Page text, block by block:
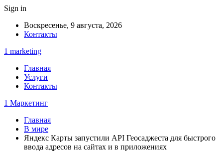
Sign in
Воскресенье, 9 августа, 2026
Контакты
1 marketing
Главная
Услуги
Контакты
1 Маркетинг
Главная
В мире
Яндекс Карты запустили API Геосаджеста для быстрого
ввода адресов на сайтах и в приложениях